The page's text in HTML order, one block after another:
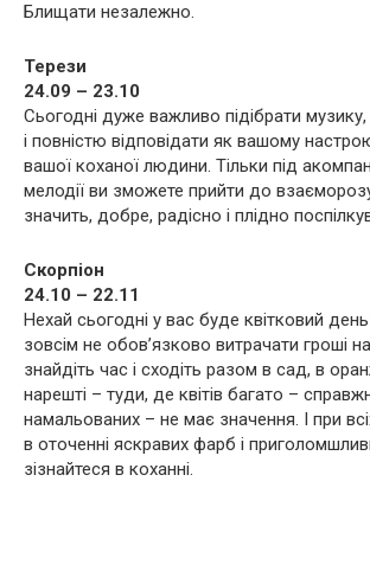
Блищати незалежно.
Терези
24.09 – 23.10
Сьогодні дуже важливо підібрати
і повністю відповідати як вашому
вашої коханої людини. Тільки під
мелодії ви зможете прийти до
значить, добре, радісно і плідно
Скорпіон
24.10 – 22.11
Нехай сьогодні у вас буде квітковий
зовсім не обов’язково витрачати гроші
знайдіть час і сходіть разом в сад, в
нарешті – туди, де квітів багато –
намальованих – не має значення. І при
в оточенні яскравих фарб і
зізнайтеся в коханні.